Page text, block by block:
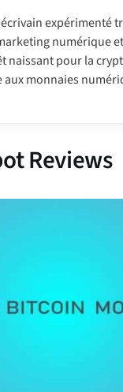
expérimenté
numérique
naissant pour la
aux monnaies
Reviews